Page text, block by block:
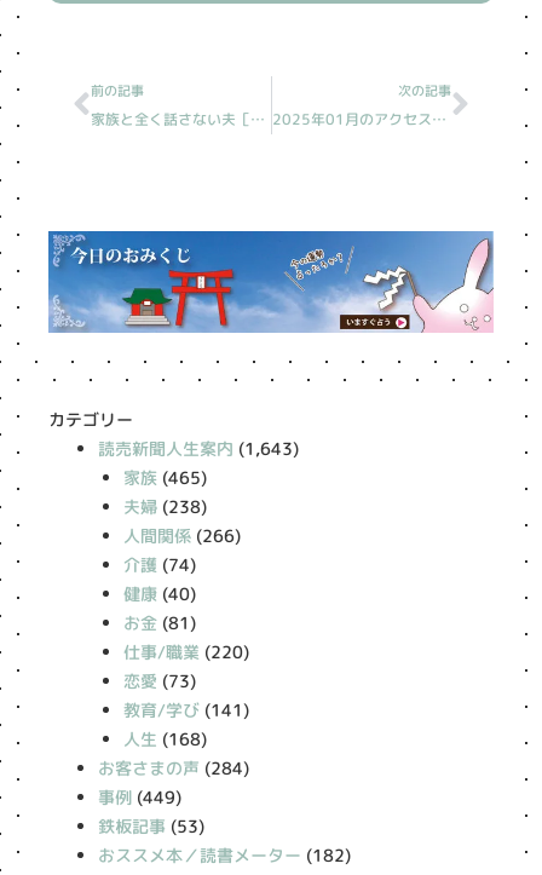
前の記事
家族と全く話さない夫［読売新聞人生案内］
次の記事
2025年01月のアクセス上位10記事
Next
カテゴリー
読売新聞人生案内 (1,643)
家族(465)
夫婦(238)
人間関係(266)
介護 (74)
健康(40)
お金(81)
仕事/職業 (220)
恋愛 (73)
教育/学び(141)
人生 (168)
お客さまの声 (284)
事例 (449)
鉄板記事 (53)
おススメ本／読書メーター (182)